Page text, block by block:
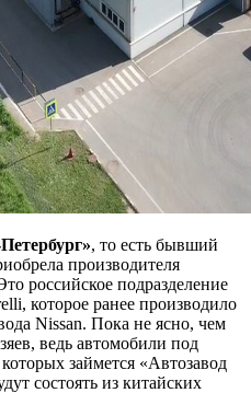
, то есть бывший
производителя
российское подразделение
которое ранее производило
Nissan. Пока не ясно, чем
ведь автомобили под
займется «Автозавод
состоять из китайских